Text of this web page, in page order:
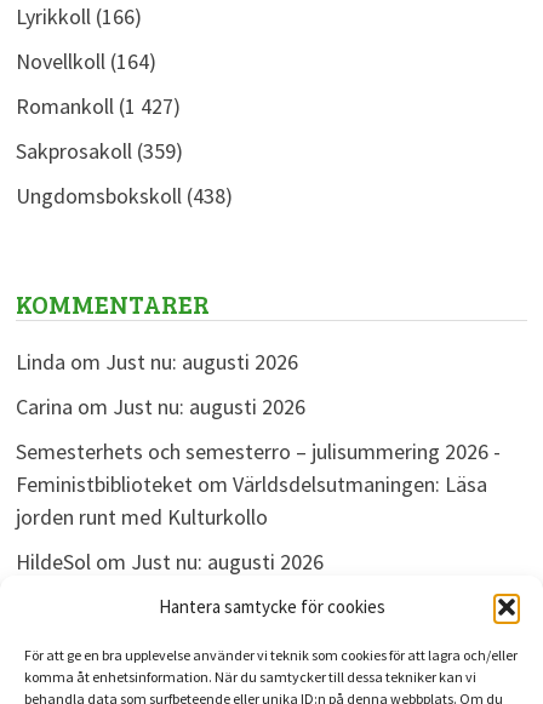
Hantera samtycke för cookies
För att ge en bra upplevelse använder vi teknik som cookies för att lagra och/eller
komma åt enhetsinformation. När du samtycker till dessa tekniker kan vi
behandla data som surfbeteende eller unika ID:n på denna webbplats. Om du
Lyrikkoll(166)
Novellkoll(164)
Romankoll(1 427)
Sakprosakoll(359)
Ungdomsbokskoll(438)
KOMMENTARER
Linda om Just nu: augusti 2026
Carina om Just nu: augusti 2026
Semesterhets och semesterro – julisummering 2026 -
Feministbiblioteketom Världsdelsutmaningen: Läsa
jorden runt med Kulturkollo
HildeSolom Just nu: augusti 2026
omJust nu: augusti 2026